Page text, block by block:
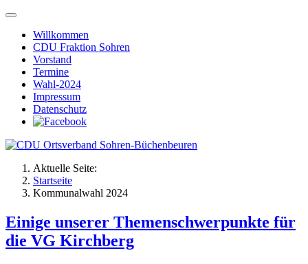
Willkommen
CDU Fraktion Sohren
Vorstand
Termine
Wahl-2024
Impressum
Datenschutz
Aktuelle Seite:
Startseite
Kommunalwahl 2024
Einige unserer Themenschwerpunkte für
die VG Kirchberg